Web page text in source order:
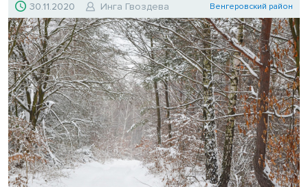
30.11.2020 Инга Гвоздева Венгеровский район